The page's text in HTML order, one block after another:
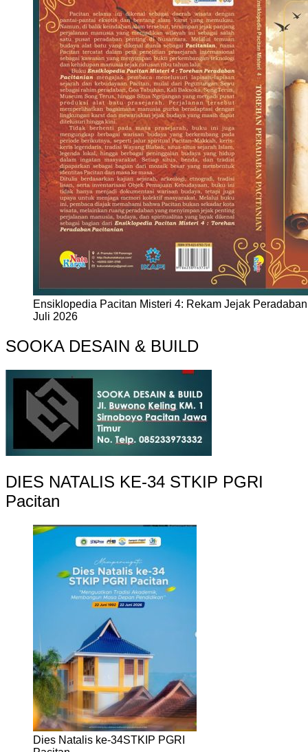
Ensiklopedia Pacitan Misteri 4: Rekam Jejak
Juli 2026
SOOKA DESAIN & BUILD
DIES NATALIS KE-34 STKIP PGRI
Pacitan
Dies Natalis ke-34STKIP PGRI